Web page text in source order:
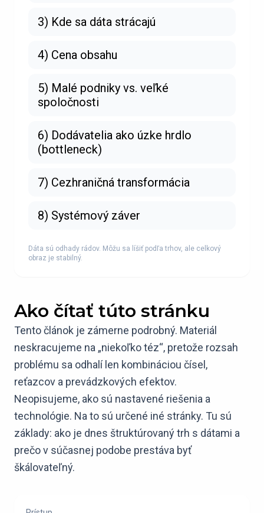
3) Kde sa dáta strácajú
4) Cena obsahu
5) Malé podniky vs. veľké
spoločnosti
6) Dodávatelia ako úzke hrdlo
(bottleneck)
7) Cezhraničná transformácia
8) Systémový záver
Dáta sú odhady rádov. Môžu sa líšiť podľa trhov, ale celkový
obraz je stabilný.
Ako čítať túto stránku
Tento článok je zámerne podrobný. Materiál
neskracujeme na „niekoľko téz“, pretože rozsah
problému sa odhalí len kombináciou čísel,
reťazcov a prevádzkových efektov.
Neopisujeme, ako sú nastavené riešenia a
technológie. Na to sú určené iné stránky. Tu sú
základy: ako je dnes štruktúrovaný trh s dátami a
prečo v súčasnej podobe prestáva byť
škálovateľný.